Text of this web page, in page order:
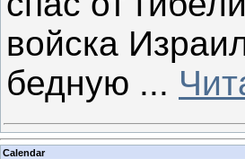
войска
бедную ...
Calendar